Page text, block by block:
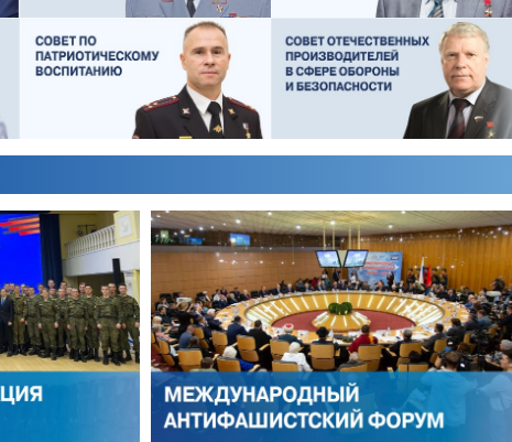
АЛЕКСЕЙ ФИЛАТОВ ГЕРМАН ЯРЦЕВ